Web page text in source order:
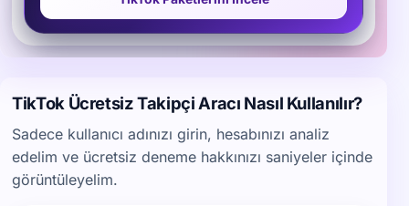
TikTok Ücretsiz Takipçi Aracı Nasıl Kullanılır?
Sadece kullanıcı adınızı girin, hesabınızı analiz
edelim ve ücretsiz deneme hakkınızı saniyeler içinde
görüntüleyelim.